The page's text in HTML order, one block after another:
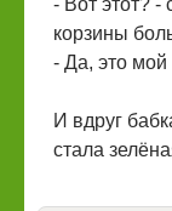
- Вот этот? -
корзины
- Да, это мой
И вдруг
стала